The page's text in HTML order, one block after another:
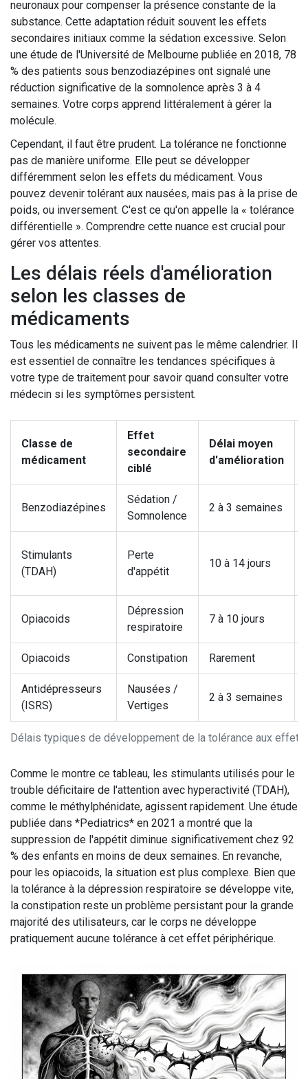
neuronaux pour compenser la présence constante de la
substance. Cette adaptation réduit souvent les effets
secondaires initiaux comme la sédation excessive. Selon
une étude de l'Université de Melbourne publiée en 2018, 78
% des patients sous benzodiazépines ont signalé une
réduction significative de la somnolence après 3 à 4
semaines. Votre corps apprend littéralement à gérer la
molécule.
Cependant, il faut être prudent. La tolérance ne fonctionne
pas de manière uniforme. Elle peut se développer
différemment selon les effets du médicament. Vous
pouvez devenir tolérant aux nausées, mais pas à la prise de
poids, ou inversement. C'est ce qu'on appelle la « tolérance
différentielle ». Comprendre cette nuance est crucial pour
gérer vos attentes.
Les délais réels d'amélioration
selon les classes de
médicaments
Tous les médicaments ne suivent pas le même calendrier. Il
est essentiel de connaître les tendances spécifiques à
votre type de traitement pour savoir quand consulter votre
médecin si les symptômes persistent.
Délais typiques de développement de la tolérance aux
Classe de
médicament
Effet
secondaire
ciblé
Délai moyen
d'amélioration
Benzodiazépines
Sédation /
Somnolence
2 à 3 semaines
Stimulants
(TDAH)
Perte
d'appétit
10 à 14 jours
Opiacoids
Dépression
respiratoire
7 à 10 jours
Opiacoids Constipation Rarement
Antidépresseurs
(ISRS)
Nausées /
Vertiges
2 à 3 semaines
Comme le montre ce tableau, les stimulants utilisés pour le
trouble déficitaire de l'attention avec hyperactivité (TDAH),
comme le méthylphénidate, agissent rapidement. Une étude
publiée dans *Pediatrics* en 2021 a montré que la
suppression de l'appétit diminue significativement chez 92
% des enfants en moins de deux semaines. En revanche,
pour les opiacoids, la situation est plus complexe. Bien que
la tolérance à la dépression respiratoire se développe vite,
la constipation reste un problème persistant pour la grande
majorité des utilisateurs, car le corps ne développe
pratiquement aucune tolérance à cet effet périphérique.